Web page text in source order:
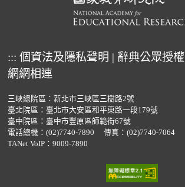
::: 個資法及隱私聲明 | 辭典公眾授
網網相連
三峽總院區：新北市三峽區三樹路2號
臺北院區：臺北市大安區和平東路一段179號
臺中院區：臺中市豐原區師範街67號
電話總機： (02)7740-7890
傳真：(02)7740-7064
TANet VoIP：9009-7890